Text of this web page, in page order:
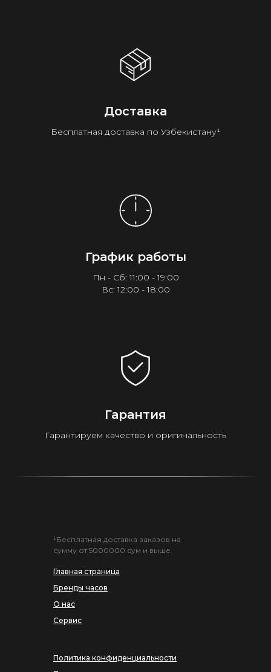
Доставка
Бесплатная доставка по Узбекистану¹
График работы
Пн - Сб: 11:00 - 19:00
Вс: 12:00 - 18:00
Гарантия
Гарантируем качество и оригинальность
Главная страница
Бренды часов
О нас
Сервис
¹Бесплатная доставка заказов на
сумму от 5000000 сум и выше.
Политика конфиденциальности